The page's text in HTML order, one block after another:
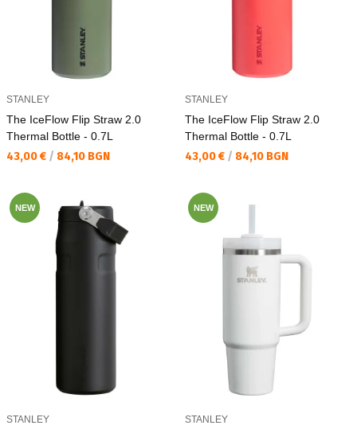
STANLEY
The IceFlow Flip Straw 2.0
Thermal Bottle - 0.7L
Текуща цена:
43,00 € / 84,10 BGN
STANLEY
The IceFlow Flip Straw 2.0
Thermal Bottle - 0.7L
Текуща цена:
43,00 € / 84,10 BGN
NEW
STANLEY
NEW
STANLEY